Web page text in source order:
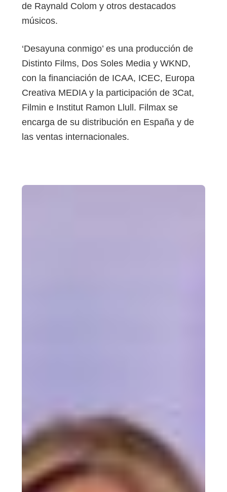
de Raynald Colom y otros destacados
músicos.
‘Desayuna conmigo’ es una producción de
Distinto Films, Dos Soles Media y WKND,
con la financiación de ICAA, ICEC, Europa
Creativa MEDIA y la participación de 3Cat,
Filmin e Institut Ramon Llull. Filmax se
encarga de su distribución en España y de
las ventas internacionales.